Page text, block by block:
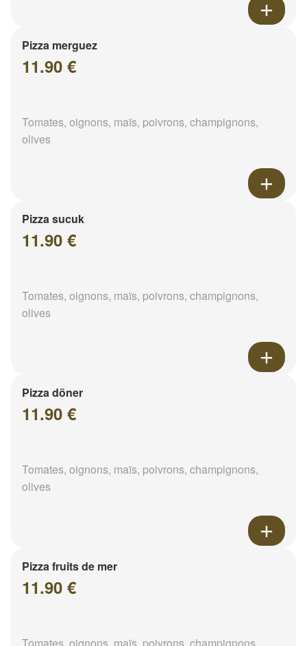
Pizza merguez
11.90 €
Tomates, oignons, maïs, poivrons, champignons,
olives
Pizza sucuk
11.90 €
Tomates, oignons, maïs, poivrons, champignons,
olives
Pizza döner
11.90 €
Tomates, oignons, maïs, poivrons, champignons,
olives
Pizza fruits de mer
11.90 €
Tomates, oignons, maïs, poivrons, champignons,